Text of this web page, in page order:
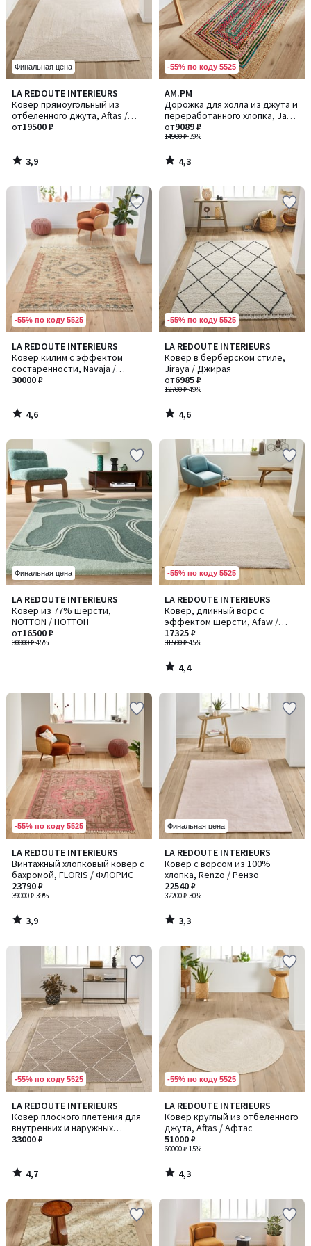
Финальная цена
LA REDOUTE INTERIEURS
Ковер прямоугольный из
отбеленного джута, Aftas /
Афтас
от19500 ₽
3,9
/ 5
3,9
/
-55% по коду 5525
AM.PM
Дорожка для холла из джута и
переработанного хлопка, Jaco
/ Джако
14900 ₽-39%
от9089 ₽
4,3
/ 5
4,3
/
-55% по коду 5525
LA REDOUTE INTERIEURS
Ковер килим с эффектом
состаренности, Navaja /
Наваха
30000 ₽
4,6
/ 5
4,6
/
-55% по коду 5525
LA REDOUTE INTERIEURS
Ковер в берберском стиле,
Jiraya / Джирая
12700 ₽-49%
от6985 ₽
4,6
/ 5
4,6
/
Финальная цена
LA REDOUTE INTERIEURS
Ковер из 77% шерсти,
NOTTON / НОТТОН
30000 ₽-45%
от16500 ₽
-55% по коду 5525
LA REDOUTE INTERIEURS
Ковер, длинный ворс с
эффектом шерсти, Afaw /
Афау
31500 ₽-45%
17325 ₽
4,4
/ 5
4,4
/
-55% по коду 5525
LA REDOUTE INTERIEURS
Винтажный хлопковый ковер с
бахромой, FLORIS / ФЛОРИС
39000 ₽-39%
23790 ₽
3,9
/ 5
3,9
/
Финальная цена
LA REDOUTE INTERIEURS
Ковер с ворсом из 100%
хлопка, Renzo / Рензо
32200 ₽-30%
22540 ₽
3,3
/ 5
3,3
/
-55% по коду 5525
LA REDOUTE INTERIEURS
Ковер плоского плетения для
внутренних и наружных
помещений , Helga / Хельга
33000 ₽
4,7
/ 5
4,7
/
-55% по коду 5525
LA REDOUTE INTERIEURS
Ковер круглый из отбеленного
джута, Aftas / Афтас
60000 ₽-15%
51000 ₽
4,3
/ 5
4,3
/